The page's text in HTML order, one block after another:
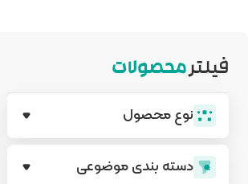
فیلترمحصولات
نوع محصول
دسته بندی‌ موضوعی